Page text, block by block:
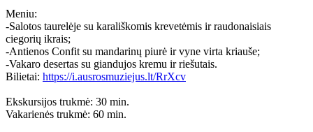
Meniu:
-Salotos taurelėje su karališkomis krevetėmis ir raudonaisiais
ciegorių ikrais;
-Antienos Confit su mandarinų piurė ir vyne virta kriauše;
-Vakaro desertas su giandujos kremu ir riešutais.
Bilietai: https://i.ausrosmuziejus.lt/RrXcv
Ekskursijos trukmė: 30 min.
Vakarienės trukmė: 60 min.